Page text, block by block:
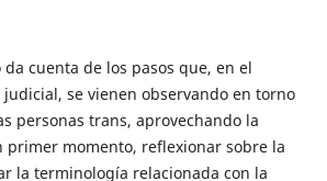
cuenta de los pasos que, en el
se vienen observando en torno
personas trans, aprovechando la
primer momento, reflexionar sobre la
la terminología relacionada con la